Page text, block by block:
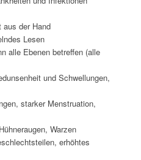
der Hand
Lesen
alle Ebenen betreffen (alle
und Schwellungen,
starker Menstruation,
Warzen
erhöhtes